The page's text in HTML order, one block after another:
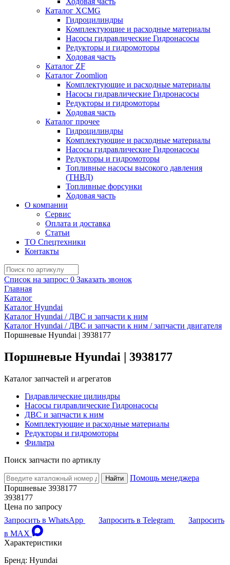
Каталог XCMG
Гидроцилиндры
Комплектующие и расходные материалы
Насосы гидравлические Гидронасосы
Редукторы и гидромоторы
Ходовая часть
Каталог ZF
Каталог Zoomlion
Комплектующие и расходные материалы
Насосы гидравлические Гидронасосы
Редукторы и гидромоторы
Ходовая часть
Каталог прочее
Гидроцилиндры
Комплектующие и расходные материалы
Насосы гидравлические Гидронасосы
Редукторы и гидромоторы
Топливные насосы высокого давления
(ТНВД)
Топливные форсунки
Ходовая часть
О компании
Сервис
Оплата и доставка
Статьи
ТО Спецтехники
Контакты
Список на запрос: 0 Заказать звонок
Главная
Каталог
Каталог Hyundai
Каталог Hyundai / ДВС и запчасти к ним
Каталог Hyundai / ДВС и запчасти к ним / запчасти двигателя
Поршневые Hyundai | 3938177
Поршневые Hyundai | 3938177
Каталог запчастей и агрегатов
Гидравлические цилиндры
Насосы гидравлические Гидронасосы
ДВС и запчасти к ним
Комплектующие и расходные материалы
Редукторы и гидромоторы
Фильтра
Поиск запчасти по артиклу
Найти
Помощь менеджера
Поршневые 3938177
3938177
Цена по запросу
Запросить в WhatsApp
Запросить в Telegram
Запросить
в MAX
Характеристики
Бренд: Hyundai